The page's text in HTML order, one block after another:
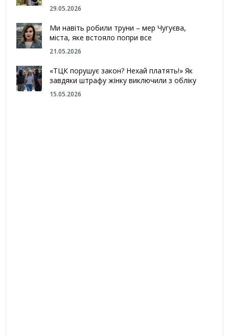
29.05.2026
Ми навіть робили труни – мер Чугуєва,
міста, яке встояло попри все
21.05.2026
«ТЦК порушує закон? Нехай платять!» Як
завдяки штрафу жінку виключили з обліку
15.05.2026